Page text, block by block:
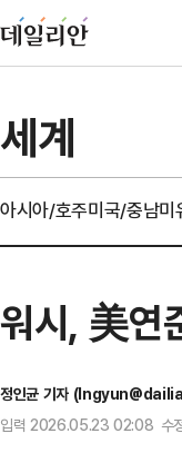
세계
아시아/호주미국/중남미
워시, 美연
정인균 기자
입력 2026.05.23 02:08 수